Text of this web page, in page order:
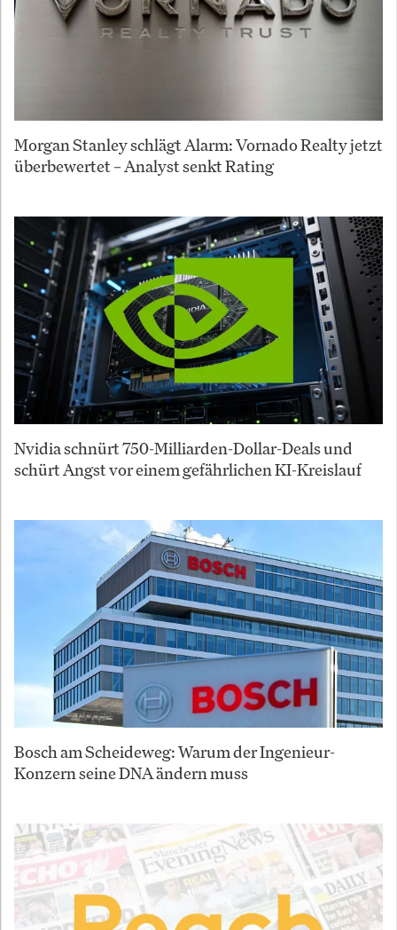
Morgan Stanley schlägt Alarm: Vornado Realty jetzt
überbewertet – Analyst senkt Rating
Nvidia schnürt 750-Milliarden-Dollar-Deals und
schürt Angst vor einem gefährlichen KI-Kreislauf
Bosch am Scheideweg: Warum der Ingenieur-
Konzern seine DNA ändern muss